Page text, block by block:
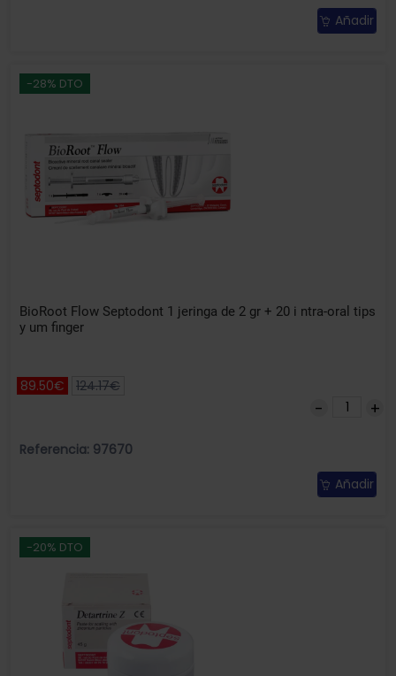
Añadir
-28% DTO
BioRoot Flow Septodont 1 jeringa de 2 gr + 20 i ntra-oral tips
y um finger
89.50€ 124.17€
Referencia: 97670
Añadir
-20% DTO